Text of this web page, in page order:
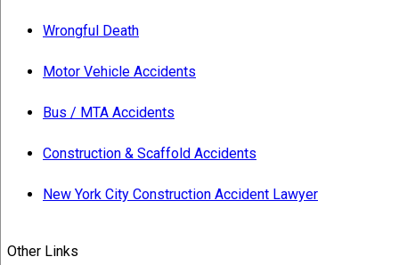
Wrongful Death
Motor Vehicle Accidents
Bus / MTA Accidents
Construction & Scaffold Accidents
New York City Construction Accident Lawyer
Other Links